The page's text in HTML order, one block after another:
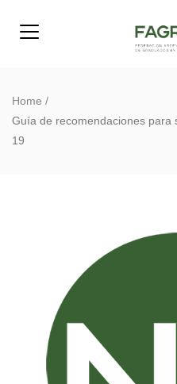
Home /
Guía de recomendaciones para
19